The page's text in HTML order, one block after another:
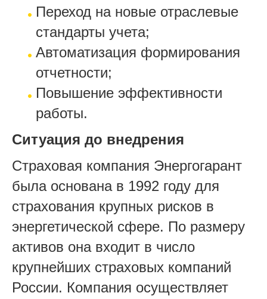
Переход на новые отраслевые
стандарты учета;
Автоматизация формирования
отчетности;
Повышение эффективности
работы.
Ситуация до внедрения
Страховая компания Энергогарант
была основана в 1992 году для
страхования крупных рисков в
энергетической сфере. По размеру
активов она входит в число
крупнейших страховых компаний
России. Компания осуществляет